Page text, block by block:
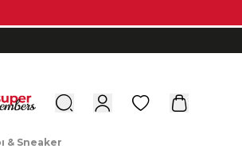
0
& Sneaker